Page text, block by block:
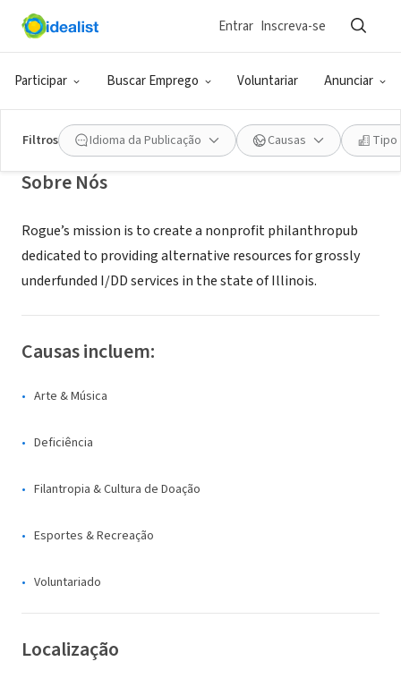
Participar Buscar Emprego Voluntariar Anunciar
Entrar Inscreva-se
Filtros Idioma da Publicação Causas Tipo
ONG (SETOR SOCIAL)
Rogue Philanthropy
Sobre Nós
Rogue’s mission is to create a nonprofit philanthropub
dedicated to providing alternative resources for grossly
underfunded I/DD services in the state of Illinois.
Causas incluem:
Arte & Música
Deficiência
Filantropia & Cultura de Doação
Esportes & Recreação
Voluntariado
Localização